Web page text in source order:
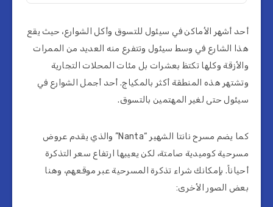
أحد أشهر الأماكن في سيئول للتسوق وأكل الشوارع، حيث يقع
هذا الشارع في وسط سيئول وتتفرع منه العديد من الممرات
والأزقة وكلها تكتظ بعشرات بل مئات المحلات التجارية
وتشتهر هذه المنطقة أكثر بالمكياج. أحد أجمل الشوارع في
سيئول حتى لغير المهتمين بالتسوق.
كما يضم مسرح نانتا الشهير “Nanta” والذي يقدم عروض
مسرحية كوميدية صامتة، لكن يعيبها ارتفاع سعر التذكرة
أحياناً. بإمكانك شراء تذكرة المسرحية عبر موقعهم، وهنا
بعض الصور الأخرى: